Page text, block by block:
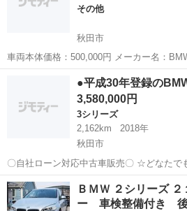
その他
秋田市
車両本体価格：500,000円 メーカー名：BMW 車種名：740i 排気量：
4,000cc 年式：H18年 走行距離：137,054km 色名：ホワイト 駆動方
その他 車両
●平成30年登録の
3,580,000円
3シリーズ
2,162km
2018年
秋田市
〇自社ローン対応中古車販売〇 ☆どなたでもローン対応可能
☆ １、勤続年数の短い方や自営
される主婦の方や派遣社員の方 ３、自己破
組めない方 ４、他...
秋田 秋田市 車両
ＢＭＷ ２シリーズ
ー 車検整備付き